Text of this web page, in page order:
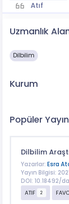
Atıf
Uzmanlık
Dilbilim
Kurum
Popüler
Dilbilim
Yazarlar: Esra
Yayın Bilgisi:
DOI: 10.18492/
ATIF
2